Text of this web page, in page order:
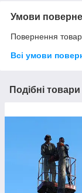
Умови
Повернення
Всі умови
Подібні товари